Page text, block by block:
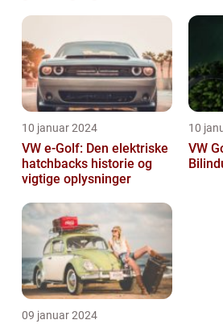
10 januar 2024
VW e-Golf: Den elektriske
hatchbacks historie og
vigtige oplysninger
10
VW
09 januar 2024